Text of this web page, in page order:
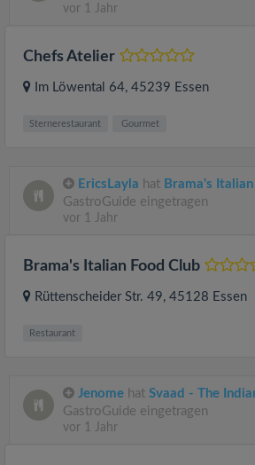
vor 1 Jahr
Chefs Atelier
Im Löwental 64, 45239 Essen
Sternerestaurant Gourmet
EricsLayla hat Brama's
GastroGuide eingetragen
vor 1 Jahr
Brama's Italian Food Club
Rüttenscheider Str. 49, 45128 Essen
Restaurant
Jenome hat Svaad - The
GastroGuide eingetragen
vor 1 Jahr